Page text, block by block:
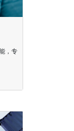
，专